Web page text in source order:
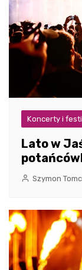
Koncerty i
Lato w
Szymon